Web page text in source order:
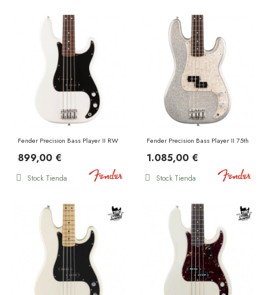
Fender Precision Bass Player II RW Polar White
899,00 €
Stock Tienda
Fender Precision Bass Player II 75th
1.085,00 €
Stock Tienda